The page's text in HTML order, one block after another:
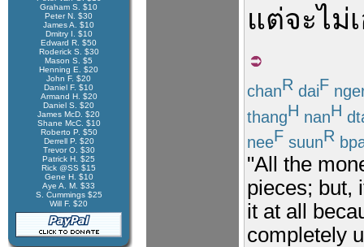
Graham S. $10
Peter N. $30
James A. $10
Dmitry I. $10
Edward R. $50
Roderick S. $30
Mason S. $5
Henning E. $20
John F. $20
Daniel F. $10
Armand H. $20
Daniel S. $20
James McD. $20
Shane McC. $10
Roberto P. $50
Derrell P. $20
Trevor O. $30
Patrick H. $25
Rick @SS $15
Gene H. $10
Aye A. M. $33
S. Cummings $25
Will F. $20
แต่จะไม่
chanR daiF
thangH nanH
neeF suunR
"All the
pieces; but,
it at all
completely